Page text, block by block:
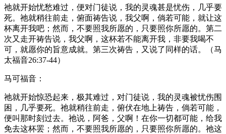
祂就开始忧愁难过，便对门徒说，我的灵魂甚是忧伤，几乎要
死。祂就稍往前走，俯面祷告说，我父啊，倘若可能，就让这
杯离开我吧；然而，不要照我所愿的，只要照你所愿的。第二
次又走开祷告说，我父啊，这杯若不能离开我，非要我喝不
可，就愿你的旨意成就。第三次祷告，又说了同样的话。（马
太福音26:37-44）
马可福音：
祂就开始惊恐起来，极其难过，对门徒说，我的灵魂被忧伤围
困，几乎要死。祂就稍往前走，俯伏在地上祷告，倘若可能，
便叫那时刻过去。祂说，阿爸，父啊！在你一切都可能，给我
免去这杯罢；然而，不要照我所愿的，只要照你所愿的。祂这